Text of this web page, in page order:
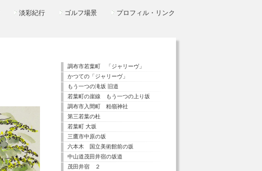
淡彩紀行 ゴルフ場景 プロフィル・リンク
調布市若葉町 「ジャリーヴ」
かつての「ジャリーヴ」
もう一つの滝坂 旧道
若葉町の崖線 もう一つの上り坂
調布市入間町 粕嶺神社
第三若葉の杜
若葉町 大坂
三鷹市中原の坂
六本木 国立美術館前の坂
中山道茂田井宿の坂道
茂田井宿 ２